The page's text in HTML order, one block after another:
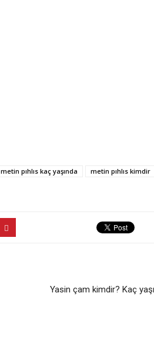
metin pıhlıs kaç yaşında
metin pıhlıs kimdir
Yasin çam kimdir? Kaç